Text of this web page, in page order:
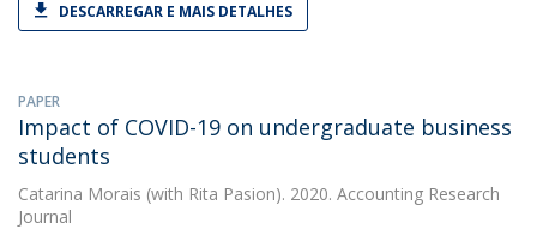
DESCARREGAR E MAIS DETALHES
PAPER
Impact of COVID-19 on undergraduate business
students
Catarina Morais (with Rita Pasion). 2020. Accounting Research
Journal